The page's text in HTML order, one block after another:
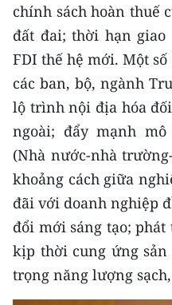
chính sách hoàn thuế
đất đai; thời hạn giao
FDI thế hệ mới. Một
các ban, bộ, ngành
lộ trình nội địa hóa
ngoài; đẩy mạnh
(Nhà nước-nhà
khoảng cách giữa
đãi với doanh nghiệp
đổi mới sáng tạo;
kịp thời cung ứng
trọng năng lượng